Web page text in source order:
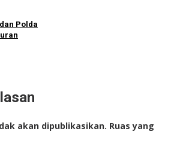
Polda
akan dipublikasikan. Ruas yang